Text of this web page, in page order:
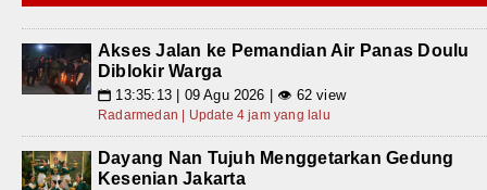
Akses Jalan ke Pemandian Air Panas Doulu
Diblokir Warga
📅 13:35:13 | 09 Agu 2026 | 👁 62 view
Radarmedan | Update 4 jam yang lalu
Dayang Nan Tujuh Menggetarkan Gedung
Kesenian Jakarta